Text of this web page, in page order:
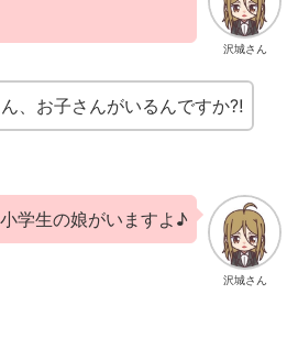
沢城さん
、お子さんがいるんですか⁈
沢城さん
学生の娘がいますよ♪